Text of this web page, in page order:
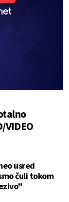
VIDEO
usred
čuli tokom